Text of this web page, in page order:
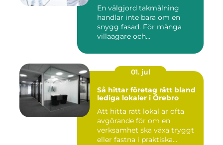
En välgjord takmålning
handlar inte bara om en
snygg fasad. För många
villaägare och
01. jul
Så hittar företag rätt bland
lediga lokaler i Örebro
Att hitta rätt lokal är ofta
avgörande för om en
verksamhet ska växa tryggt
eller fastna i praktiska...